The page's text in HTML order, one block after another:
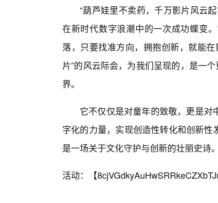
“葫芦娃里不卖药，千万影片风云
在新时代数字浪潮中的一次成功蝶变
落，只要找准方向，拥抱创新，就能
片”的风云际会，为我们呈现的，是一
界。
它不仅仅是对童年的致敬，更是
字化的力量，实现创造性转化和创新
是一场关于文化守护与创新的壮丽史诗
活动：【